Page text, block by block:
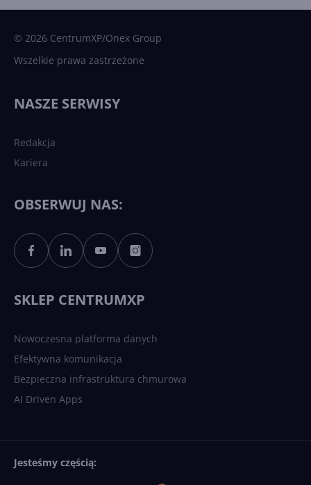
Sztuczna inteligencja po
polsku. Dość barier
© 2026 CentrumXP/Onex Group
Wszelkie prawa zastrzeżone
NASZE SERWISY
Redakcja
Kariera
OBSERWUJ NAS:
SKLEP CENTRUMXP
Nowoczesna platforma danych
Efektywna komunikacja
Bezpieczna infrastruktura chmurowa
AI Driven Apps
Jesteśmy częścią: